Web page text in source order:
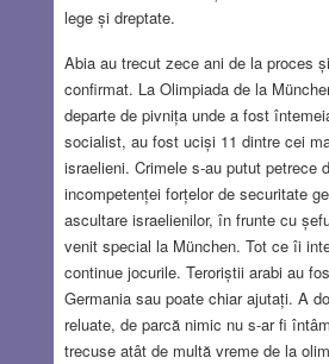
lege și dreptate.
Abia au trecut zece ani de la proces
confirmat. La Olimpiada de la
departe de pivnița unde a fost
socialist, au fost uciși 11 dintre cei
israelieni. Crimele s-au putut petrece
incompetenței forțelor de securitate
ascultare israelienilor, în frunte cu
venit special la München. Tot ce îi
continue jocurile. Teroriștii arabi au
Germania sau poate chiar ajutați. A
reluate, de parcă nimic nu s-ar fi
trecuse atât de multă vreme de la